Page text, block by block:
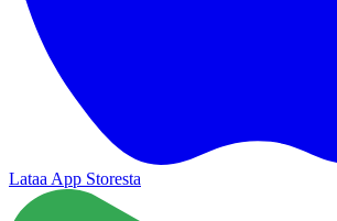
Lataa App Storesta